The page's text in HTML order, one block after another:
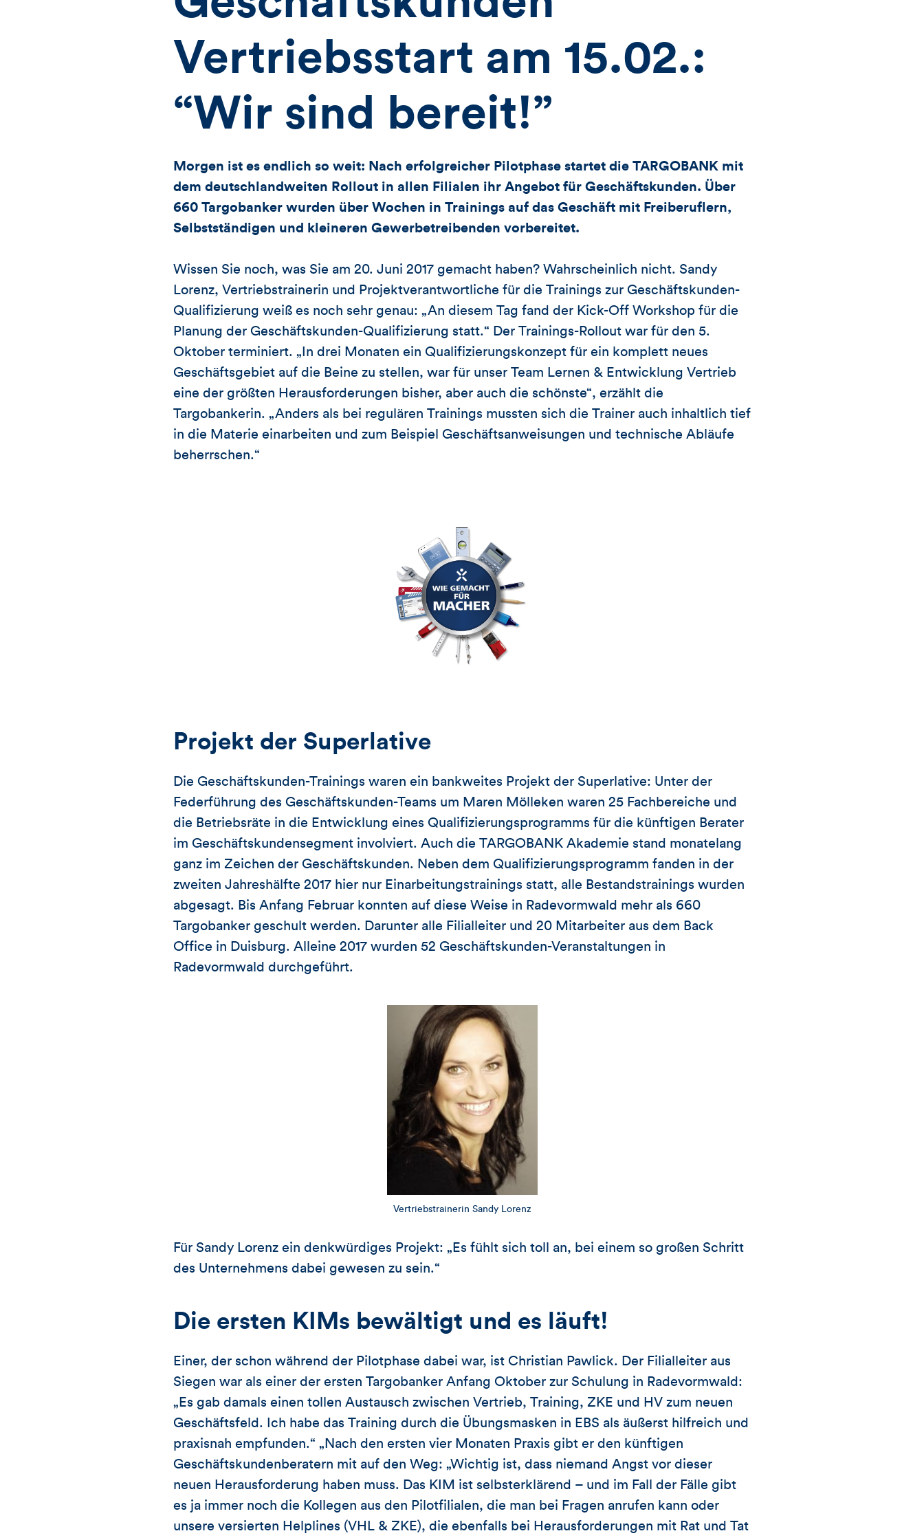
und
Artikels
Vertriebsstart am 15.02.:
“Wir sind bereit!”
Morgen ist es endlich so weit: Nach erfolgreicher Pilotphase startet die TARGOBANK mit
dem deutschlandweiten Rollout in allen Filialen ihr Angebot für Geschäftskunden. Über
660 Targobanker wurden über Wochen in Trainings auf das Geschäft mit Freiberuflern,
Selbstständigen und kleineren Gewerbetreibenden vorbereitet.
Wissen Sie noch, was Sie am 20. Juni 2017 gemacht haben? Wahrscheinlich nicht. Sandy
Lorenz, Vertriebstrainerin und Projektverantwortliche für die Trainings zur Geschäftskunden-
Qualifizierung weiß es noch sehr genau: „An diesem Tag fand der Kick-Off Workshop für die
Planung der Geschäftskunden-Qualifizierung statt.“ Der Trainings-Rollout war für den 5.
Oktober terminiert. „In drei Monaten ein Qualifizierungskonzept für ein komplett neues
Geschäftsgebiet auf die Beine zu stellen, war für unser Team Lernen & Entwicklung Vertrieb
eine der größten Herausforderungen bisher, aber auch die schönste“, erzählt die
Targobankerin. „Anders als bei regulären Trainings mussten sich die Trainer auch inhaltlich tief
in die Materie einarbeiten und zum Beispiel Geschäftsanweisungen und technische Abläufe
beherrschen.“
Projekt der Superlative
Die Geschäftskunden-Trainings waren ein bankweites Projekt der Superlative: Unter der
Federführung des Geschäftskunden-Teams um Maren Mölleken waren 25 Fachbereiche und
die Betriebsräte in die Entwicklung eines Qualifizierungsprogramms für die künftigen Berater
im Geschäftskundensegment involviert. Auch die TARGOBANK Akademie stand monatelang
ganz im Zeichen der Geschäftskunden. Neben dem Qualifizierungsprogramm fanden in der
zweiten Jahreshälfte 2017 hier nur Einarbeitungstrainings statt, alle Bestandstrainings wurden
abgesagt. Bis Anfang Februar konnten auf diese Weise in Radevormwald mehr als 660
Targobanker geschult werden. Darunter alle Filialleiter und 20 Mitarbeiter aus dem Back
Office in Duisburg. Alleine 2017 wurden 52 Geschäftskunden-Veranstaltungen in
Radevormwald durchgeführt.
Vertriebstrainerin Sandy Lorenz
Für Sandy Lorenz ein denkwürdiges Projekt: „Es fühlt sich toll an, bei einem so großen Schritt
des Unternehmens dabei gewesen zu sein.“
Die ersten KIMs bewältigt und es läuft!
Einer, der schon während der Pilotphase dabei war, ist Christian Pawlick. Der Filialleiter aus
Siegen war als einer der ersten Targobanker Anfang Oktober zur Schulung in Radevormwald:
„Es gab damals einen tollen Austausch zwischen Vertrieb, Training, ZKE und HV zum neuen
Geschäftsfeld. Ich habe das Training durch die Übungsmasken in EBS als äußerst hilfreich und
praxisnah empfunden.“ „Nach den ersten vier Monaten Praxis gibt er den künftigen
Geschäftskundenberatern mit auf den Weg: „Wichtig ist, dass niemand Angst vor dieser
neuen Herausforderung haben muss. Das KIM ist selbsterklärend – und im Fall der Fälle gibt
es ja immer noch die Kollegen aus den Pilotfilialen, die man bei Fragen anrufen kann oder
unsere versierten Helplines (VHL & ZKE), die ebenfalls bei Herausforderungen mit Rat und Tat